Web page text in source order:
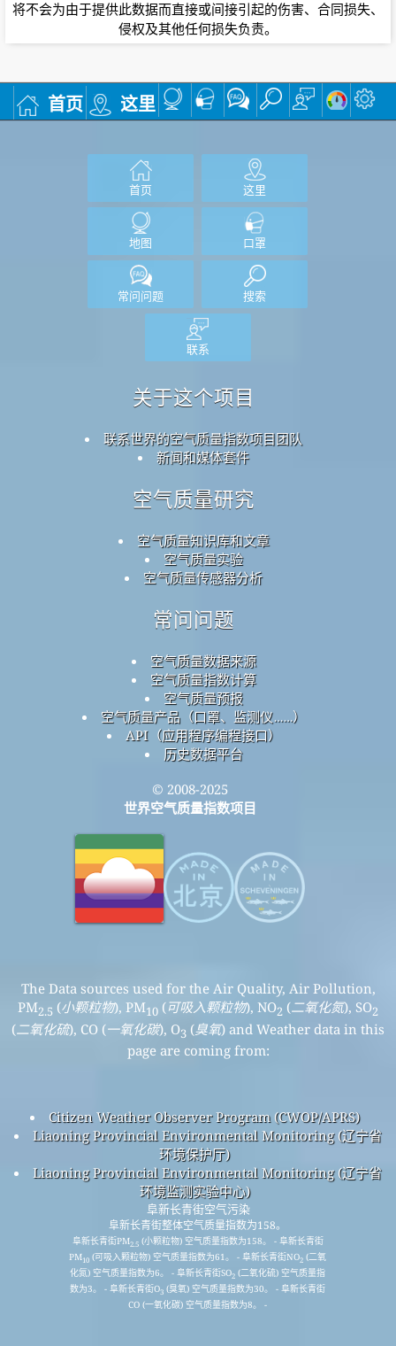
将不会为由于提供此数据而直接或间接引起的伤害、合同损失、
侵权及其他任何损失负责。
首页 这里
首页 这里
地图 口罩
常问问题 搜索
联系
关于这个项目
联系世界的空气质量指数项目团队
新闻和媒体套件
空气质量研究
空气质量知识库和文章
空气质量实验
空气质量传感器分析
常问问题
空气质量数据来源
空气质量指数计算
空气质量预报
空气质量产品（口罩、监测仪……）
API（应用程序编程接口）
历史数据平台
© 2008-2025
世界空气质量指数项目
The Data sources used for the Air Quality, Air Pollution,
PM2.5 (小颗粒物), PM10 (可吸入颗粒物), NO2 (二氧化氮), SO2
(二氧化硫), CO (一氧化碳), O3 (臭氧) and Weather data in this
page are coming from:
Citizen Weather Observer Program (CWOP/APRS)
Liaoning Provincial Environmental Monitoring (辽宁省
环境保护厅)
Liaoning Provincial Environmental Monitoring (辽宁省
环境监测实验中心)
阜新长青街空气污染
阜新长青街整体空气质量指数为158。
阜新长青街PM2.5(小颗粒物) 空气质量指数为158。 - 阜新长青街
PM10 (可吸入颗粒物) 空气质量指数为61。 - 阜新长青街NO2 (二氧
化氮) 空气质量指数为6。 - 阜新长青街SO2 (二氧化硫) 空气质量指
数为3。 - 阜新长青街O3 (臭氧) 空气质量指数为30。 - 阜新长青街
CO (一氧化碳) 空气质量指数为8。 -